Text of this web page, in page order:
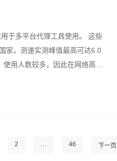
于多平台代理工具使用。 这些
家，测速实测峰值最高可达6.0
用人数较多，因此在网络高峰
2 46 下一页